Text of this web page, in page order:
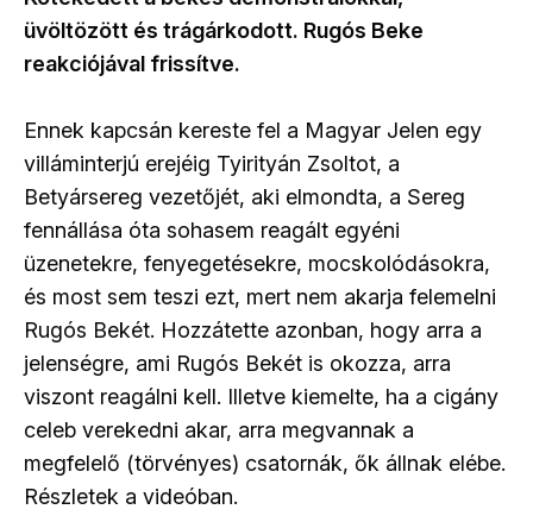
üvöltözött és trágárkodott. Rugós Beke
reakciójával frissítve.
Ennek kapcsán kereste fel a Magyar Jelen egy
villáminterjú erejéig Tyirityán Zsoltot, a
Betyársereg vezetőjét, aki elmondta, a Sereg
fennállása óta sohasem reagált egyéni
üzenetekre, fenyegetésekre, mocskolódásokra,
és most sem teszi ezt, mert nem akarja felemelni
Rugós Bekét. Hozzátette azonban, hogy arra a
jelenségre, ami Rugós Bekét is okozza, arra
viszont reagálni kell. Illetve kiemelte, ha a cigány
celeb verekedni akar, arra megvannak a
megfelelő (törvényes) csatornák, ők állnak elébe.
Részletek a videóban.